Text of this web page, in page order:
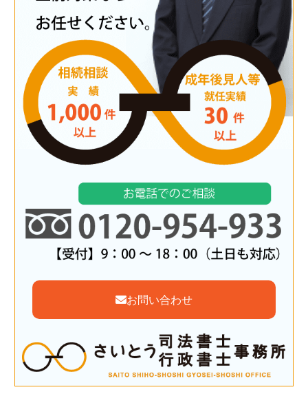
お問い合わせ